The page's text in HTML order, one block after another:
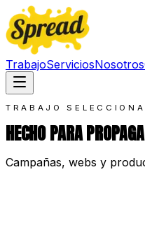
TrabajoServiciosNosotros
TRABAJO
HECHO PARA
Campañas, webs y